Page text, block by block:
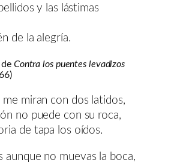
y las lástimas
de la alegría.
de Contra los puentes levadizos
me miran con dos latidos,
no puede con su roca,
de tapa los oídos.
aunque no muevas la boca,